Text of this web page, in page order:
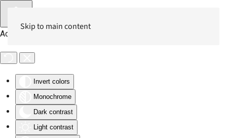
Accessibility Tools
Invert colors
Monochrome
Dark contrast
Light contrast
Skip to main content